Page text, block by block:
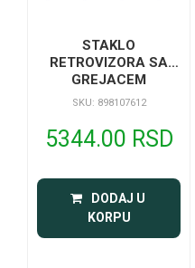
STAKLO
RETROVIZORA SA
GREJACEM
SKU: 898107612
5344.00 RSD
DODAJ U
KORPU